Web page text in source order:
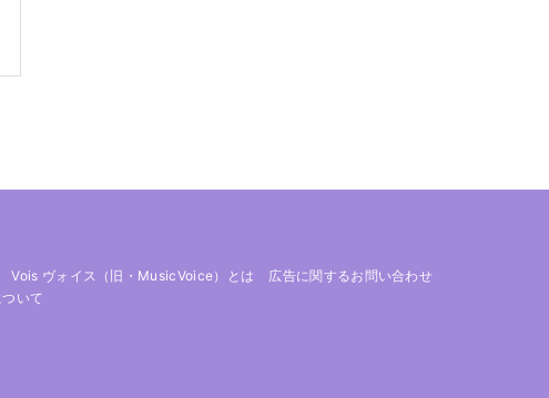
Vois ヴォイス（旧・MusicVoice）とは
広告に関するお問い合わせ
いて